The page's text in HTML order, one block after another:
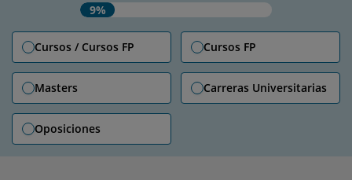
9%
Cursos / Cursos FP Cursos FP
Masters Carreras Universitarias
Oposiciones